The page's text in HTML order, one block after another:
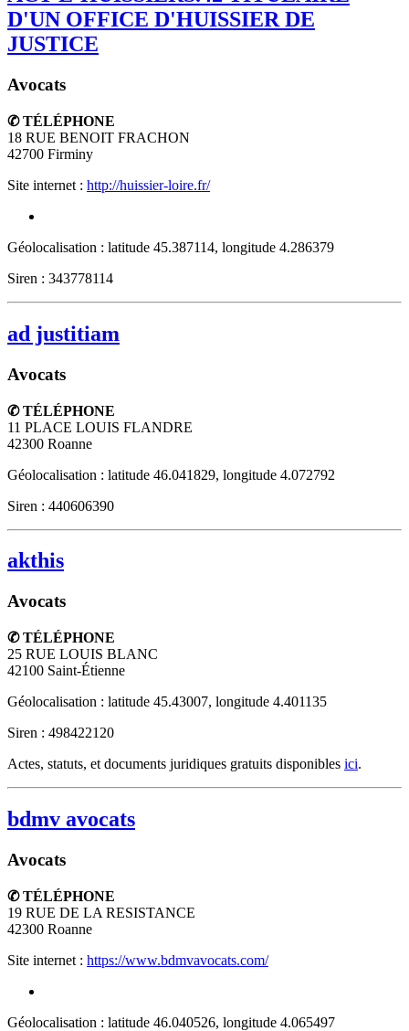
D'UN OFFICE D'HUISSIER DE
JUSTICE
Avocats
✆ TÉLÉPHONE
18 RUE BENOIT FRACHON
42700 Firminy
Site internet : http://huissier-loire.fr/
Géolocalisation : latitude 45.387114, longitude 4.286379
Siren : 343778114
ad justitiam
Avocats
✆ TÉLÉPHONE
11 PLACE LOUIS FLANDRE
42300 Roanne
Géolocalisation : latitude 46.041829, longitude 4.072792
Siren : 440606390
akthis
Avocats
✆ TÉLÉPHONE
25 RUE LOUIS BLANC
42100 Saint-Étienne
Géolocalisation : latitude 45.43007, longitude 4.401135
Siren : 498422120
Actes, statuts, et documents juridiques gratuits disponibles ici.
bdmv avocats
Avocats
✆ TÉLÉPHONE
19 RUE DE LA RESISTANCE
42300 Roanne
Site internet : https://www.bdmvavocats.com/
Géolocalisation : latitude 46.040526, longitude 4.065497